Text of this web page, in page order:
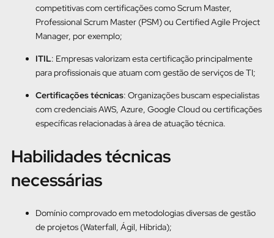
competitivas com certificações como Scrum Master,
Professional Scrum Master (PSM) ou Certified Agile Project
Manager, por exemplo;
ITIL: Empresas valorizam esta certificação principalmente
para profissionais que atuam com gestão de serviços de TI;
Certificações técnicas: Organizações buscam especialistas
com credenciais AWS, Azure, Google Cloud ou certificações
específicas relacionadas à área de atuação técnica.
Habilidades técnicas
necessárias
Domínio comprovado em metodologias diversas de gestão
de projetos (Waterfall, Ágil, Híbrida);